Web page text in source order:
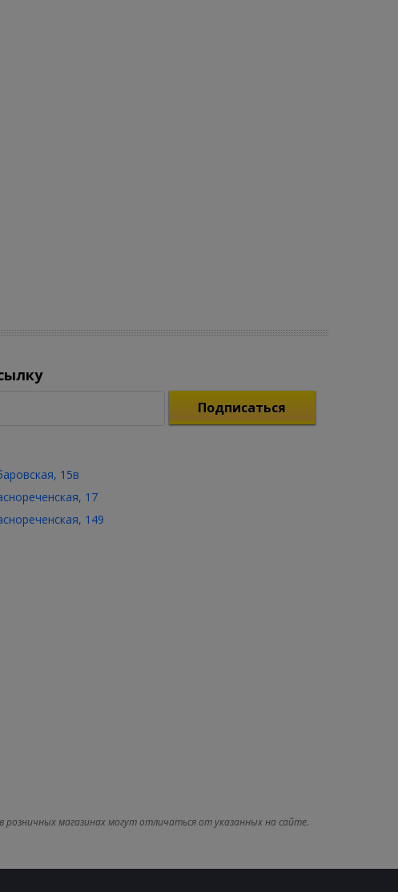
Подписаться
15в
17
149
магазинах могут отличаться от указанных на сайте.